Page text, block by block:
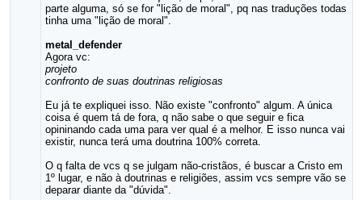
parte alguma, só se for "lição de moral", pq nas traduções todas
tinha uma "lição de moral".
metal_defender
Agora vc:
projeto
confronto de suas doutrinas religiosas
Eu já te expliquei isso. Não existe "confronto" algum. A única
coisa é quem tá de fora, q não sabe o que seguir e fica
opininando cada uma para ver qual é a melhor. E isso nunca vai
existir, nunca terá uma doutrina 100% correta.
O q falta de vcs q se julgam não-cristãos, é buscar a Cristo em
1º lugar, e não à doutrinas e religiões, assim vcs sempre vão se
deparar diante da "dúvida".